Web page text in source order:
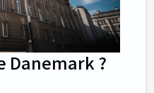
Danemark ?